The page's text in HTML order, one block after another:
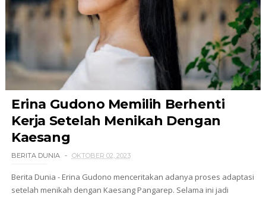
Erina Gudono Memilih Berhenti
Kerja Setelah Menikah Dengan
Kaesang
BERITA DUNIA OKTOBER 02, 2023
Berita Dunia - Erina Gudono menceritakan adanya proses adaptasi
setelah menikah dengan Kaesang Pangarep. Selama ini jadi